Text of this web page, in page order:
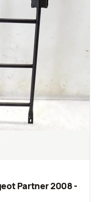
Partner 2008 -